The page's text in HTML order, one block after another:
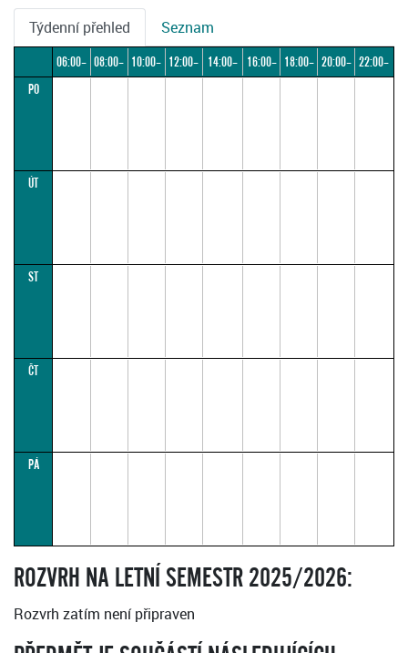
Týdenní přehled Seznam
06:00– 08:00– 10:00– 12:00–
14:00–
16:00– 18:00– 20:00– 22:00–
PO
ÚT
ST
ČT
PÁ
ROZVRH NA LETNÍ SEMESTR 2025/2026:
Rozvrh zatím není připraven